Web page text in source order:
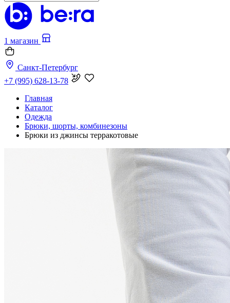
1 магазин
Санкт-Петербург
+7 (995) 628-13-78
Главная
Каталог
Одежда
Брюки, шорты, комбинезоны
Брюки из джинсы терракотовые